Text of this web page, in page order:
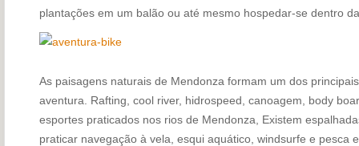
plantações em um balão ou até mesmo hospedar-se dentro
As paisagens naturais de Mendonza formam um dos
aventura. Rafting, cool river, hidrospeed, canoagem, body
esportes praticados nos rios de Mendonza, Existem
praticar navegação à vela, esqui aquático, windsurfe e pesca